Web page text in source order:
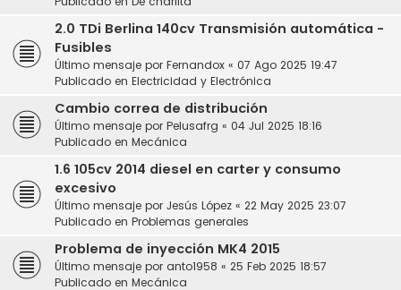
2.0 TDi Berlina 140cv Transmisión automática -
Fusibles
Último mensaje por Fernandox « 07 Ago 2025 19:47
Publicado en Electricidad y Electrónica
Cambio correa de distribución
Último mensaje por Pelusafrg « 04 Jul 2025 18:16
Publicado en Mecánica
1.6 105cv 2014 diesel en carter y consumo
excesivo
Último mensaje por Jesús López « 22 May 2025 23:07
Publicado en Problemas generales
Problema de inyección MK4 2015
Último mensaje por anto1958 « 25 Feb 2025 18:57
Publicado en Mecánica